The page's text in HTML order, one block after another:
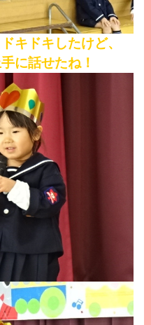
キドキしたけど、
に話せたね！